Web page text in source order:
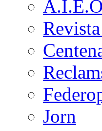
Jorn